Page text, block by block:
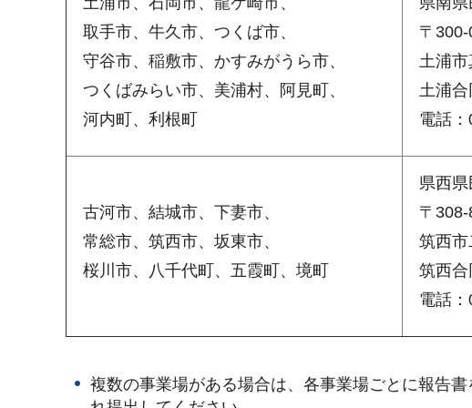
取手市、牛久市、つくば市、
守谷市、稲敷市、かすみがうら市、
つくばみらい市、美浦村、阿見町、
河内町、利根町
〒
土浦
土浦
電話
古河市、結城市、下妻市、
常総市、筑西市、坂東市、
桜川市、八千代町、五霞町、境町
県西
〒
筑西
筑西
電話
複数の事業場がある場合は、各事業場ごとに報告